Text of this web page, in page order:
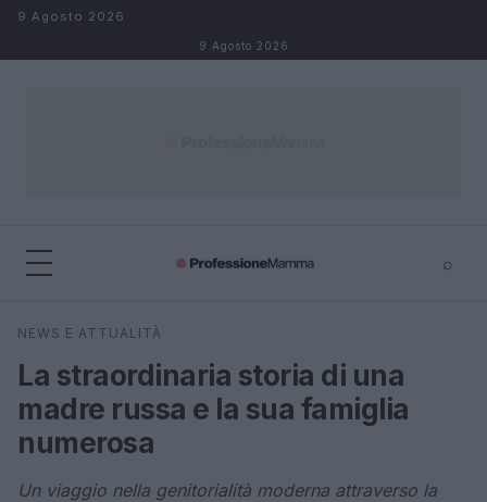
Salta al contenuto
9 Agosto 2026
9 Agosto 2026
⌕
Cerca
NEWS E ATTUALITÀ
La straordinaria storia di una
madre russa e la sua famiglia
numerosa
Un viaggio nella genitorialità moderna attraverso la